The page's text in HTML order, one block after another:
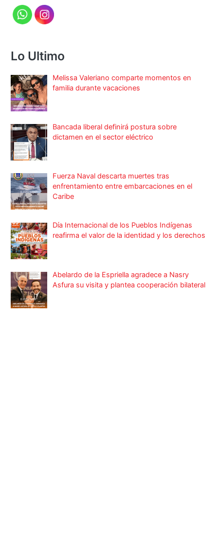
Lo Ultimo
Melissa Valeriano comparte momentos en
familia durante vacaciones
Bancada liberal definirá postura sobre
dictamen en el sector eléctrico
Fuerza Naval descarta muertes tras
enfrentamiento entre embarcaciones en el
Caribe
Día Internacional de los Pueblos Indígenas
reafirma el valor de la identidad y los derechos
Abelardo de la Espriella agradece a Nasry
Asfura su visita y plantea cooperación bilateral